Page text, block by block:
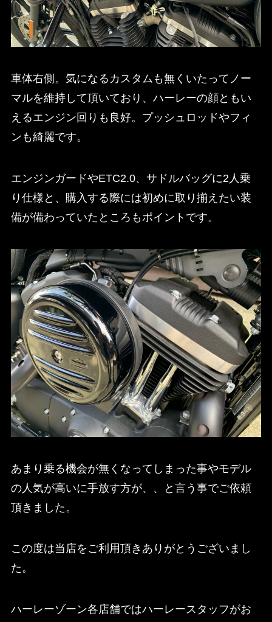
車体右側。気になるカスタムも無くいたってノー
マルを維持して頂いており、ハーレーの顔ともい
えるエンジン回りも良好。プッシュロッドやフィ
ンも綺麗です。
エンジンガードやETC2.0、サドルバッグに2人乗
り仕様と、購入する際には初めに取り揃えたい装
備が備わっていたところもポイントです。
あまり乗る機会が無くなってしまった事やモデル
の人気が高いに手放す方が、、と言う事でご依頼
頂きました。
この度は当店をご利用頂きありがとうございまし
た。
ハーレーゾーン各店舗ではハーレースタッフがお